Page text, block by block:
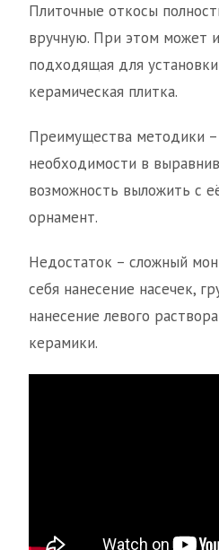
Плиточные откосы
вручную. При этом может
подходящая для
керамическая плитка.
Преимущества методики –
необходимости в
возможность выложить с
орнамент.
Недостаток – сложный
себя нанесение насечек,
нанесение левого
керамики.